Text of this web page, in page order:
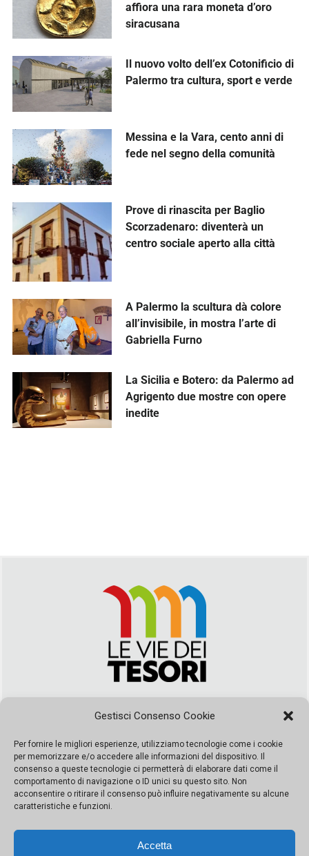
Gestisci Consenso Cookie
Per fornire le migliori esperienze, utilizziamo tecnologie come i cookie
per memorizzare e/o accedere alle informazioni del dispositivo. Il
consenso a queste tecnologie ci permetterà di elaborare dati come il
comportamento di navigazione o ID unici su questo sito. Non
acconsentire o ritirare il consenso può influire negativamente su alcune
caratteristiche e funzioni.
Accetta
affiora una rara moneta d’oro
siracusana
Il nuovo volto dell’ex Cotonificio di
Palermo tra cultura, sport e verde
Messina e la Vara, cento anni di
fede nel segno della comunità
Prove di rinascita per Baglio
Scorzadenaro: diventerà un
centro sociale aperto alla città
A Palermo la scultura dà colore
all’invisibile, in mostra l’arte di
Gabriella Furno
La Sicilia e Botero: da Palermo ad
Agrigento due mostre con opere
inedite
segreteria@leviedeitesori.it
Direttore ResponsabileMarcello Barbaro – Aut. del tribunale di
Palermo n. 19 del 2017 iscrizione al roc numero 37003 Editore
Porta Felice Srl. Sede legale: Via Libertà 93 – 90143 Palermo
Società iscritta alla Camera di Commercio di Palermo Ufficio
065228208251 Capitale 10000 euro IV